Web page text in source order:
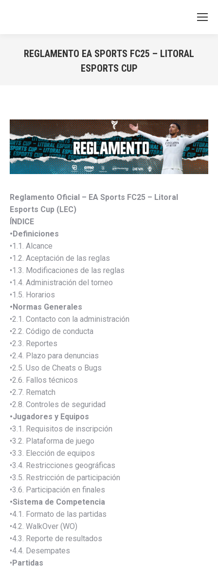
REGLAMENTO EA SPORTS FC25 – LITORAL
ESPORTS CUP
Reglamento Oficial – EA Sports FC25 – Litoral
Esports Cup (LEC)
ÍNDICE
•Definiciones
•1.1. Alcance
•1.2. Aceptación de las reglas
•1.3. Modificaciones de las reglas
•1.4. Administración del torneo
•1.5. Horarios
•Normas Generales
•2.1. Contacto con la administración
•2.2. Código de conducta
•2.3. Reportes
•2.4. Plazo para denuncias
•2.5. Uso de Cheats o Bugs
•2.6. Fallos técnicos
•2.7. Rematch
•2.8. Controles de seguridad
•Jugadores y Equipos
•3.1. Requisitos de inscripción
•3.2. Plataforma de juego
•3.3. Elección de equipos
•3.4. Restricciones geográficas
•3.5. Restricción de participación
•3.6. Participación en finales
•Sistema de Competencia
•4.1. Formato de las partidas
•4.2. WalkOver (WO)
•4.3. Reporte de resultados
•4.4. Desempates
•Partidas